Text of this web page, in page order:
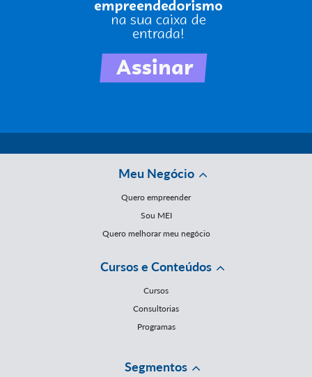
Meu Negócio
Quero empreender
Sou MEI
Quero melhorar meu negócio
Cursos e Conteúdos
Cursos
Consultorias
Programas
Segmentos